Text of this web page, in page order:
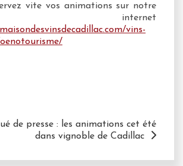
vite vos animations sur notre
internet
vins-
de presse : les animations cet été
dans vignoble de Cadillac